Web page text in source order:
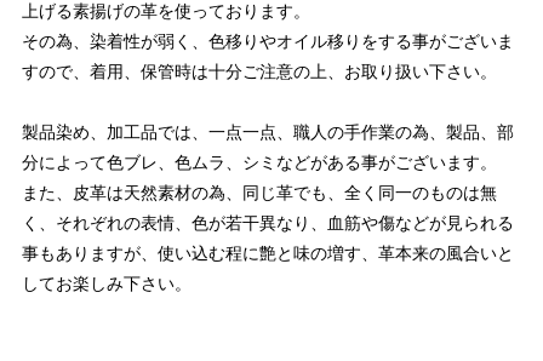
上げる素揚げの革を使っております。
その為、染着性が弱く、色移りやオイル移りをする事がございま
すので、着用、保管時は十分ご注意の上、お取り扱い下さい。
製品染め、加工品では、一点一点、職人の手作業の為、製品、部
分によって色ブレ、色ムラ、シミなどがある事がございます。
また、皮革は天然素材の為、同じ革でも、全く同一のものは無
く、それぞれの表情、色が若干異なり、血筋や傷などが見られる
事もありますが、使い込む程に艶と味の増す、革本来の風合いと
してお楽しみ下さい。